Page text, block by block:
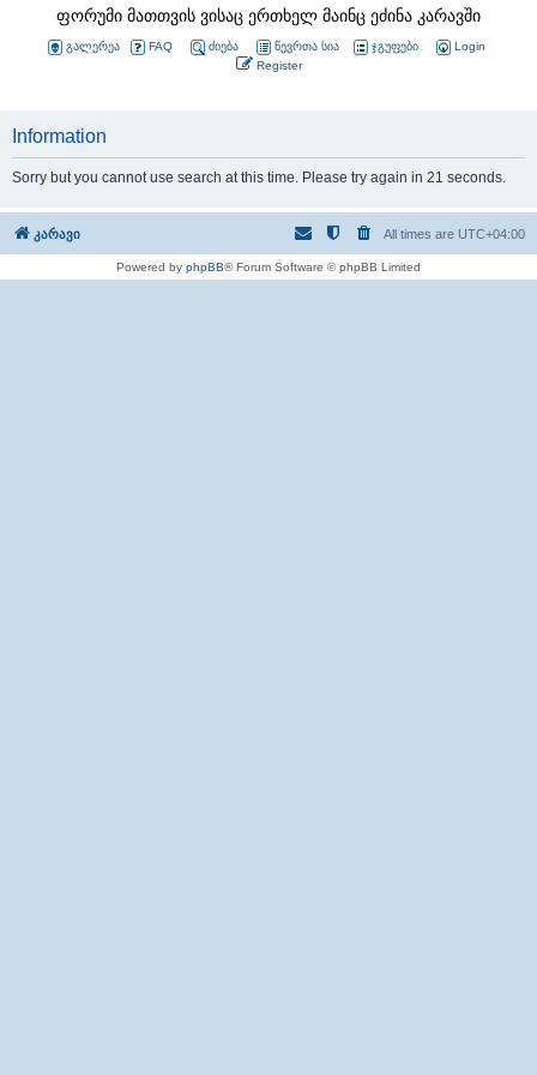
ფორუმი მათთვის ვისაც ერთხელ მაინც ეძინა კარავში
გალერეა FAQ ძიება წევრთა სია ჯგუფები
Login
Register
Information
Sorry but you cannot use search at this time. Please try again in 21 seconds.
კარავი All times are UTC+04:00
Powered by phpBB® Forum Software © phpBB Limited